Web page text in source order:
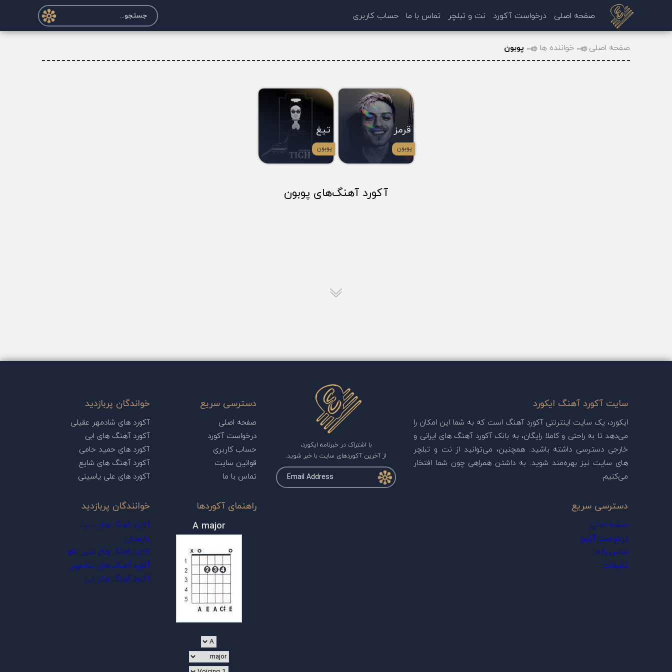
صفحه اصلی درخواست آکورد نت و تبلچر تماس با ما حساب کاربری
صفحه اصلی خواننده ها پوبون
قرمز
پوبون
تیغ
پوبون
آکورد آهنگ‌های پوبون
سایت آکورد آهنگ ایکورد
ایکورد، یک سایت اینترنتی آکورد آهنگ است که به شما این امکان را
می‌دهد تا به راحتی و کاملا رایگان، به بانک آکورد آهنگ های ایرانی و
خارجی دسترسی داشته باشید. همچنین، می‌توانید از نت و تبلچر
های سایت نیز بهره‌مند شوید. به داشتن همراهی چون شما افتخار
می‌کنیم.
دسترسی سریع
صفحه اصلی
درخواست آکورد
تماس با ما
تبلیغات
با اشتراک در خبرنامه ایکورد،
از آخرین آکوردهای سایت با خبر شوید.
دسترسی سریع
صفحه اصلی
درخواست آکورد
حساب کاربری
قوانین سایت
تماس با ما
راهنمای آکوردها
A major
خواندگان پربازدید
آکورد های شادمهر عقیلی
آکورد آهنگ های ابی
آکورد های حمید حامی
آکورد آهنگ های شایع
آکورد های علی یاسینی
خوانندگان پربازدید
آکورد آهنگ های سینا
پارسیان
آکورد آهنگ های امیر تتلو
آکورد آهنگ های شادمهر
آکورد آهنگ های ابی